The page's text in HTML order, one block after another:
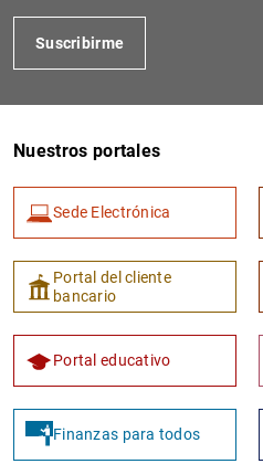
Suscribirme
Nuestros portales
Sede Electrónica
Portal del cliente
bancario
Portal educativo
Finanzas para todos